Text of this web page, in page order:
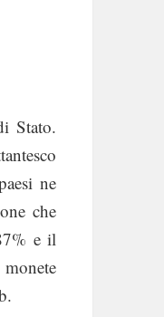
Stato.
ne
che
e il